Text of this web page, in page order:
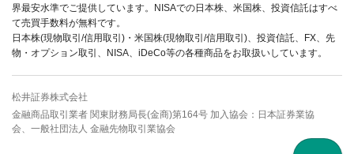
界最安水準でご提供しています。NISAでの日本株、米国株、投資信託はすべ
て売買手数料が無料です。
日本株(現物取引/信用取引)・米国株(現物取引/信用取引)、投資信託、FX、先
物・オプション取引、NISA、iDeCo等の各種商品をお取扱いしています。
松井証券株式会社
金融商品取引業者 関東財務局長(金商)第164号 加入協会：日本証券業協
会、一般社団法人 金融先物取引業協会